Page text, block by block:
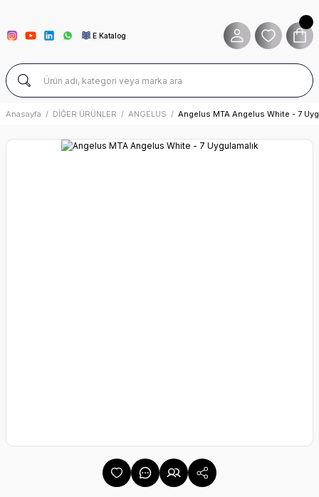
E Katalog
Anasayfa DİĞER ÜRÜNLER ANGELUS Angelus MTA Angelus White - 7